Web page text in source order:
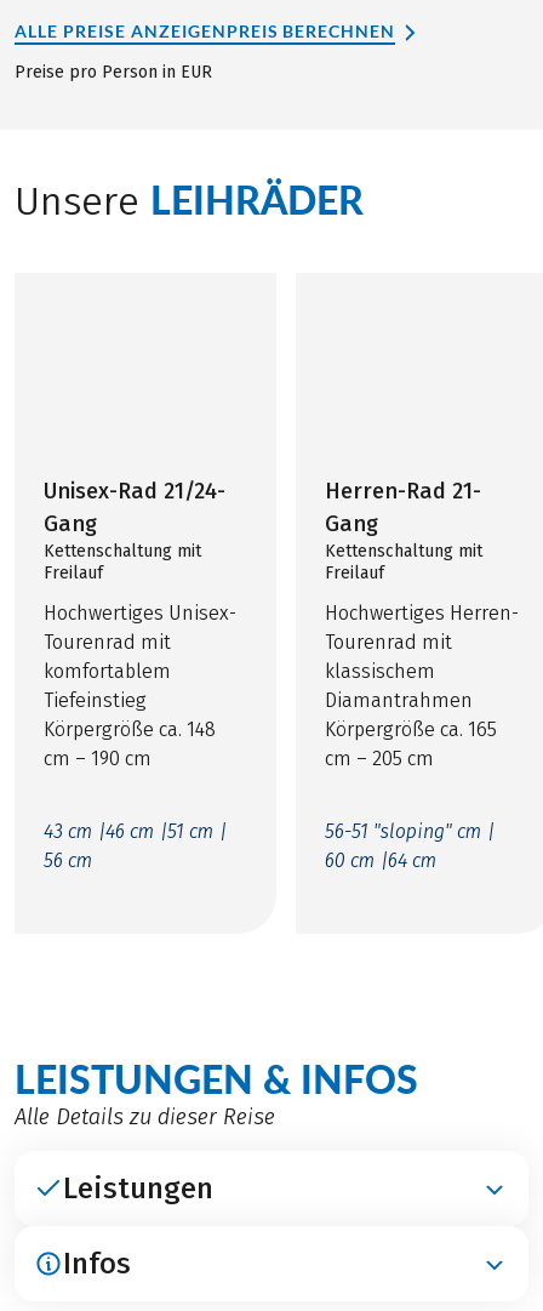
ALLE PREISE ANZEIGENPREIS BERECHNEN
Preise pro Person in EUR
Unsere LEIHRÄDER
Unisex-Rad 21/24-
Gang
Kettenschaltung mit
Freilauf
Hochwertiges Unisex-
Tourenrad mit
komfortablem
Tiefeinstieg
Körpergröße ca. 148
cm – 190 cm
43 cm |46 cm |51 cm |
56 cm
Herren-Rad 21-
Gang
Kettenschaltung mit
Freilauf
Hochwertiges Herren-
Tourenrad mit
klassischem
Diamantrahmen
Körpergröße ca. 165
cm – 205 cm
56-51 "sloping" cm |
60 cm |64 cm
LEISTUNGEN & INFOS
Alle Details zu dieser Reise
Leistungen
ENTHALTEN
Infos